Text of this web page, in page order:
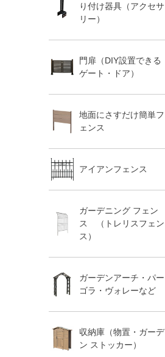
り付け器具（アクセサ
リー）
門扉（DIY設置できる
ゲート・ドア）
地面にさすだけ簡単フ
ェンス
アイアンフェンス
ガーデニング フェン
ス （トレリスフェン
ス）
ガーデンアーチ・パー
ゴラ・ヴォレーなど
収納庫（物置・ガーデ
ン ストッカー）